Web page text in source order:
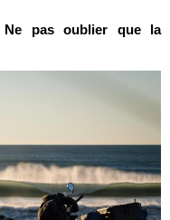
Ne pas oublier que la